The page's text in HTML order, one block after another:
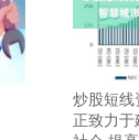
炒股短
正致力